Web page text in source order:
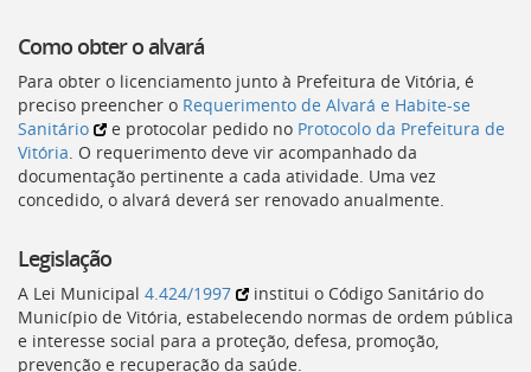
Como obter o alvará
Para obter o licenciamento junto à Prefeitura de Vitória, é
preciso preencher o Requerimento de Alvará e Habite-se
Sanitário
e protocolar pedido no Protocolo da Prefeitura de
Vitória . O requerimento deve vir acompanhado da
documentação pertinente a cada atividade. Uma vez
concedido, o alvará deverá ser renovado anualmente.
Legislação
A Lei Municipal 4.424/1997
institui o Código Sanitário do
Município de Vitória, estabelecendo normas de ordem pública
e interesse social para a proteção, defesa, promoção,
prevenção e recuperação da saúde.